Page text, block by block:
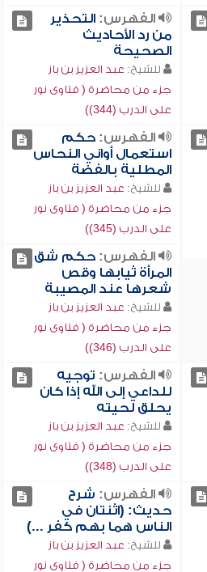
الفهرس:التحذير
من رد الأحاديث
الصحيحة
للشيخ: عبد العزيز بن باز
جزء من محاضرة ( فتاوى نور
على الدرب (344))
الفهرس:حكم
استعمال أواني النحاس
المطلية بالفضة
للشيخ: عبد العزيز بن باز
جزء من محاضرة ( فتاوى نور
على الدرب (345))
الفهرس:حكم شق
المرأة ثيابها وقص
شعرها عند المصيبة
للشيخ: عبد العزيز بن باز
جزء من محاضرة ( فتاوى نور
على الدرب (346))
الفهرس: توجيه
للداعي إلى الله إذا كان
يحلق لحيته
للشيخ: عبد العزيز بن باز
جزء من محاضرة ( فتاوى نور
على الدرب (348))
الفهرس: شرح
حديث: (اثنتان في
الناس هما بهم كفر ...)
للشيخ: عبد العزيز بن باز
جزء من محاضرة ( فتاوى نور